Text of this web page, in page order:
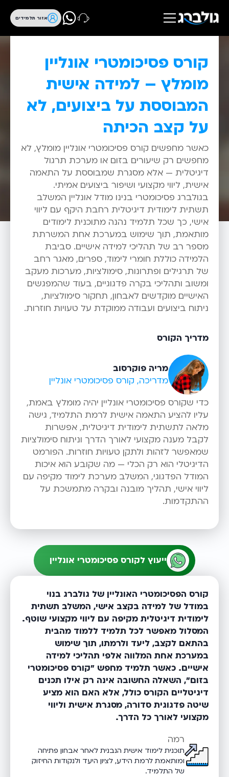
אזור תלמידים
קורס פסיכומטרי אונליין
מומלץ – למידה אישית
המבוססת על ביצועים, לא
על קצב הכיתה
כאשר מחפשים קורס פסיכומטרי אונליין מומלץ, לא
מחפשים רק שיעורים בזום או מערכת תרגול
דיגיטלית — אלא מסגרת שמבוססת על התאמה
אישית, ליווי מקצועי ושיפור ביצועים אמיתי.
בגולברג פסיכומטרי בנינו מודל אונליין המשלב
תשתית לימודית דיגיטלית רחבת היקף עם ליווי
אישי, כך שכל תלמיד נהנה מתוכנית לימודים
מותאמת, תוך שימוש במערכת אחת המשרתת
מספר רב של תהליכי למידה אישיים. סביבת
הלמידה כוללת חומרי לימוד, ספרים, מאגר רחב
של תרגילים ופתרונות, סימולציות, מערכות מעקב
ומשוב ותהליכי בקרה פדגוגיים, בעוד שהמפגשים
האישיים מוקדשים לאבחון, תחקור סימולציות,
ניתוח ביצועים ועבודה ממוקדת על טעויות חוזרות.
מדריך הקורס
מריה פוקרסוב
מדריכה, קורס פסיכומטרי אונליין
כדי שקורס פסיכומטרי אונליין יהיה מומלץ באמת,
עליו להציע התאמה אישית לרמת התלמיד, גישה
מלאה לתשתית לימודית דיגיטלית, אפשרות
לקבל מענה מקצועי לאורך הדרך וניתוח סימולציות
שמאפשר לזהות ולתקן טעויות חוזרות. הפורמט
הדיגיטלי הוא רק הכלי — מה שקובע הוא איכות
המודל הפדגוגי, המשלב מערכת לימוד מקיפה עם
ליווי אישי, תהליך מובנה ובקרה מתמשכת על
ההתקדמות.
ייעוץ לקורס פסיכומטרי אונליין
קורס הפסיכומטרי האונליין של גולברג בנוי
במודל של למידה בקצב אישי, המשלב תשתית
לימודית דיגיטלית מקיפה עם ליווי מקצועי שוטף.
המסלול מאפשר לכל תלמיד ללמוד מהבית
בהתאם לקצב, ליעד ולרמתו, תוך שימוש
במערכת אחת המלווה אלפי תהליכי למידה
אישיים. כאשר תלמיד מחפש "קורס פסיכומטרי
בזום", השאלה החשובה אינה רק אילו תכנים
דיגיטליים הקורס כולל, אלא האם הוא מציע
שיטה פדגוגית סדורה, מסגרת אישית וליווי
מקצועי לאורך כל הדרך.
רמה
תוכנית לימוד אישית הנבנית לאחר אבחון פתיחה
ומותאמת לרמת הידע, לציון היעד ולנקודות החיזוק
של התלמיד.